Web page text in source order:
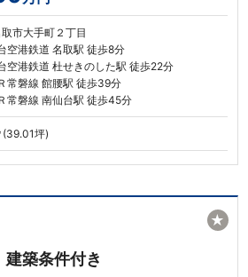
市大手町２丁目
空港鉄道 名取駅 徒歩8分
空港鉄道 杜せきのした駅 徒歩22分
常磐線 館腰駅 徒歩39分
常磐線 南仙台駅 徒歩45分
(39.01坪)
築条件付き
★